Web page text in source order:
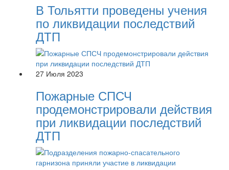
В Тольятти проведены учения
по ликвидации последствий
ДТП
27 Июля 2023
Пожарные СПСЧ
продемонстрировали действия
при ликвидации последствий
ДТП